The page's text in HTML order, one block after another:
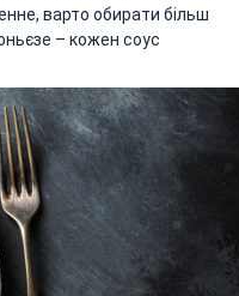
варто обирати більш
– кожен соус